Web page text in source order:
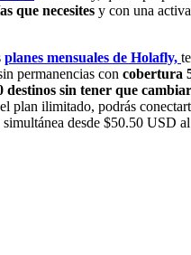
que necesites y con una
planes mensuales de Holafly,
permanencias con cobertura
destinos sin tener que
plan ilimitado, podrás
desde $50.50 USD al